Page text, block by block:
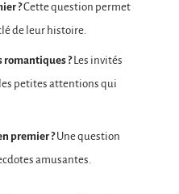
?Cette question permet
de leur histoire.
romantiques ?Les invités
petites attentions qui
premier ?Une question
amusantes.